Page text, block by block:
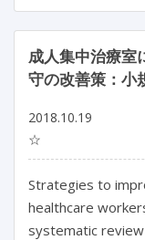
成人集中治療室
守の改善策：小
2018.10.19
☆
Strategies to
healthcare
systematic review